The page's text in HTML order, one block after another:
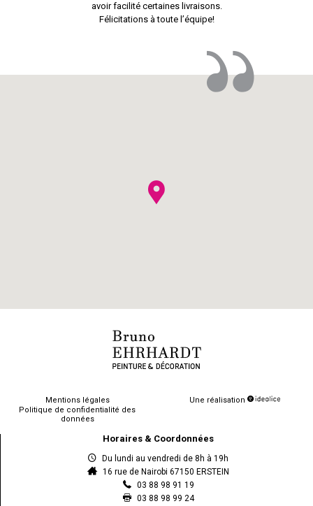
avoir facilité certaines livraisons.
Félicitations à toute l’équipe!
Mentions légales
Politique de confidentialité des
données
Une réalisation
Horaires & Coordonnées
Du lundi au vendredi de 8h à 19h
16 rue de Nairobi 67150 ERSTEIN
03 88 98 91 19
03 88 98 99 24